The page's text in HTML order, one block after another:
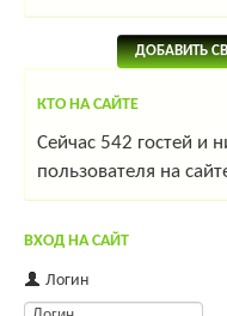
ДОБАВИТЬ
КТО НА САЙТЕ
Сейчас 542 гостей и
пользователя на
ВХОД НА САЙТ
Логин